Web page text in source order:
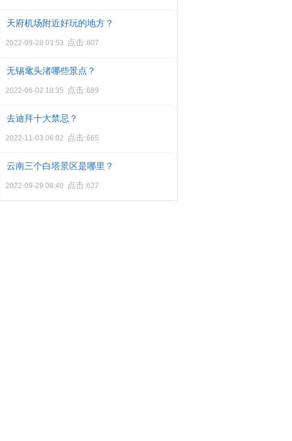
天府机场附近好玩的地方？
2022-09-28 03:53 点击:807
无锡鼋头渚哪些景点？
2022-06-02 18:35 点击:689
去迪拜十大禁忌？
2022-11-03 06:02 点击:665
云南三个白塔景区是哪里？
2022-09-29 08:40 点击:627